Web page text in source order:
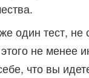
один тест, не
не менее
что вы